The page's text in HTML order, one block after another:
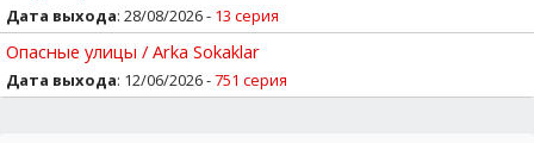
Дата выхода: 28/08/2026 - 13 серия
Опасные улицы / Arka Sokaklar
Дата выхода: 12/06/2026 -751 серия